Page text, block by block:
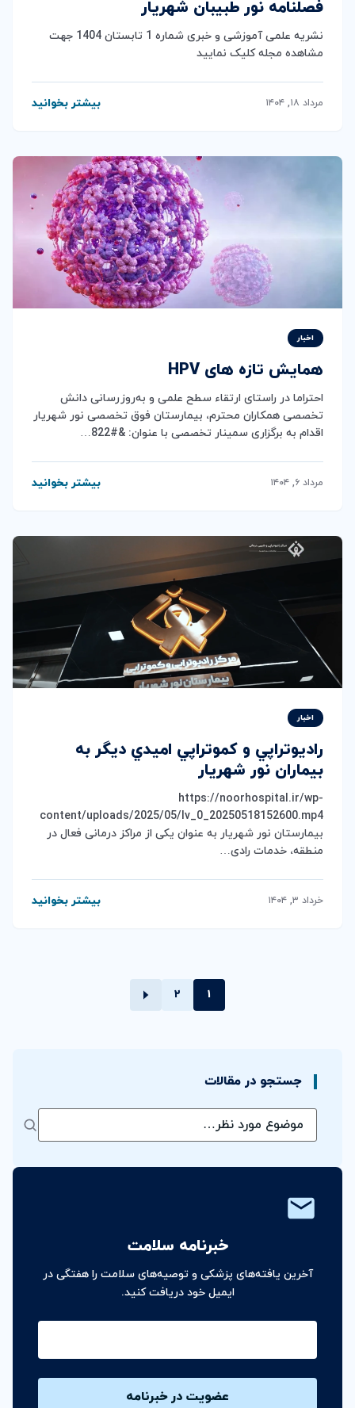
فصلنامه نور طبیبان شهریار
نشریه علمی آموزشی و خبری شماره 1 تابستان 1404 جهت
مشاهده مجله کلیک نمایید
مرداد ۱۸, ۱۴۰۴ بیشتر بخوانید
اخبار
همایش تازه های HPV
احتراما در راستای ارتقاء سطح علمی و به‌روزرسانی دانش
تخصصی همکاران محترم، بیمارستان فوق تخصصی نور شهریار
اقدام به برگزاری سمینار تخصصی با عنوان: &#822…
مرداد ۶, ۱۴۰۴ بیشتر بخوانید
اخبار
راديوتراپي و كموتراپي اميدي ديگر به
بيماران نور شهريار
https://noorhospital.ir/wp-
content/uploads/2025/05/lv_0_20250518152600.mp4
بیمارستان نور شهریار به عنوان یکی از مراکز درمانی فعال در
منطقه، خدمات رادی…
خرداد ۳, ۱۴۰۴ بیشتر بخوانید
۱ ۲
جستجو در مقالات
خبرنامه سلامت
آخرین یافته‌های پزشکی و توصیه‌های سلامت را هفتگی در
ایمیل خود دریافت کنید.
ایمیل